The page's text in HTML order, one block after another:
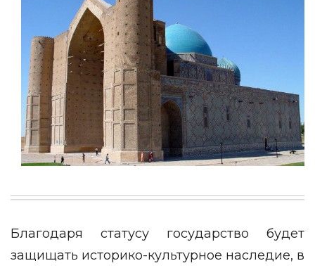
Благодаря статусу государство будет
защищать историко-культурное наследие, в